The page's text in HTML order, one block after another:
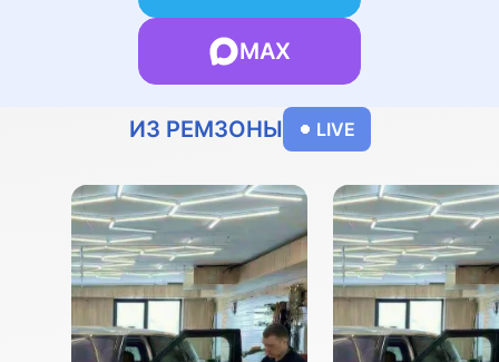
MAX
ИЗ РЕМЗОНЫ LIVE